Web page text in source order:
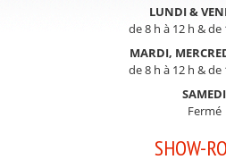
LUNDI &
de 8 h à 12 h & de
MARDI,
de 8 h à 12 h & de
SAMEDI
Fermé
SHOW-